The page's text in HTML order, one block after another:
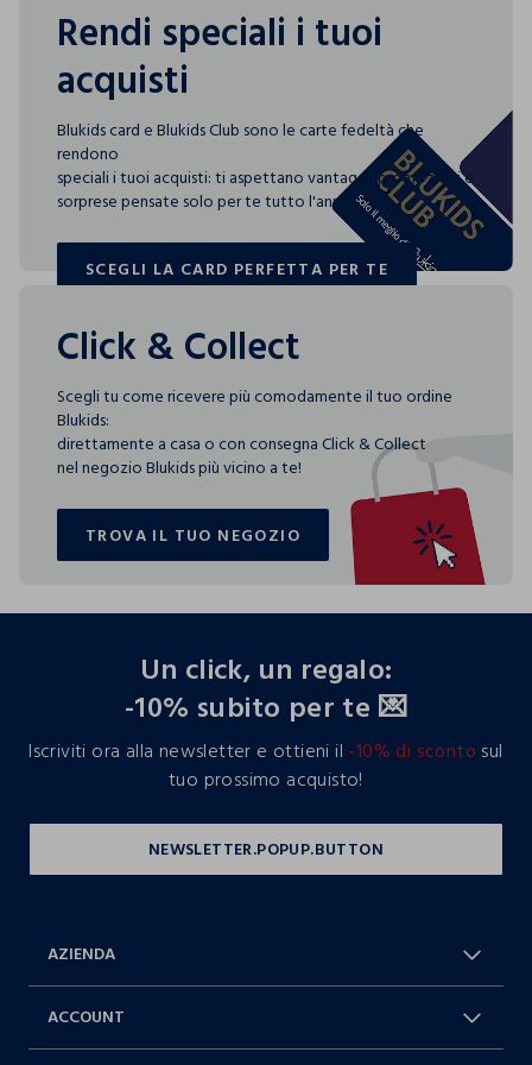
Rendi speciali i tuoi
acquisti
Blukids card e Blukids Club sono le carte fedeltà che
rendono
speciali i tuoi acquisti: ti aspettano vantaggi, promozioni e
sorprese pensate solo per te tutto l'anno!
SCEGLI LA CARD PERFETTA PER TE
SCEGLI LA CARD PERFETTA PER TE
Click & Collect
Scegli tu come ricevere più comodamente il tuo ordine
Blukids:
direttamente a casa o con consegna Click & Collect
nel negozio Blukids più vicino a te!
TROVA IL TUO NEGOZIO
TROVA IL TUO NEGOZIO
Un click, un regalo:
-10% subito per te 💌
Iscriviti ora alla newsletter e ottieni il -10% di sconto sul
tuo prossimo acquisto!
AZIENDA
ACCOUNT